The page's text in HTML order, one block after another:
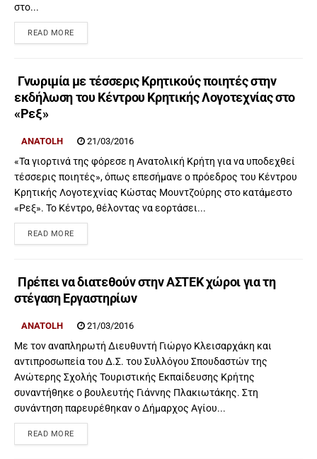
στο...
READ MORE
Γνωριμία με τέσσερις Κρητικούς ποιητές στην
εκδήλωση του Κέντρου Κρητικής Λογοτεχνίας στο
«Ρεξ»
ANATOLH 21/03/2016
«Τα γιορτινά της φόρεσε η Ανατολική Κρήτη για να υποδεχθεί
τέσσερις ποιητές», όπως επεσήμανε ο πρόεδρος του Κέντρου
Κρητικής Λογοτεχνίας Κώστας Μουντζούρης στο κατάμεστο
«Ρεξ». Το Κέντρο, θέλοντας να εορτάσει...
READ MORE
Πρέπει να διατεθούν στην ΑΣΤΕΚ χώροι για τη
στέγαση Εργαστηρίων
ANATOLH 21/03/2016
Με τον αναπληρωτή Διευθυντή Γιώργο Κλεισαρχάκη και
αντιπροσωπεία του Δ.Σ. του Συλλόγου Σπουδαστών της
Ανώτερης Σχολής Τουριστικής Εκπαίδευσης Κρήτης
συναντήθηκε ο βουλευτής Γιάννης Πλακιωτάκης. Στη
συνάντηση παρευρέθηκαν ο Δήμαρχος Αγίου...
READ MORE